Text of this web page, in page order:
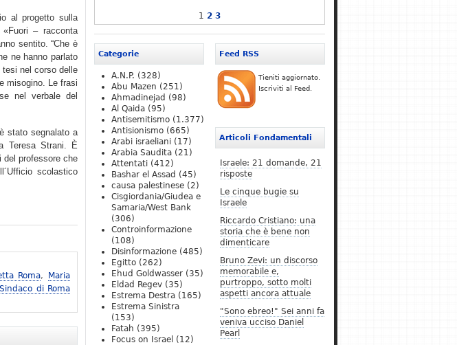
al progetto sulla
– racconta
sentito. “Che è
ne hanno parlato
nel corso delle
misogino. Le frasi
nel verbale del
stato segnalato a
Teresa Strani. È
del professore che
scolastico
Roma,
Maria
Sindaco di Roma
1 2 3
Feed RSS
Tieniti aggiornato.
Iscriviti al Feed.
Articoli Fondamentali
Israele: 21 domande, 21
risposte
Le cinque bugie su
Israele
Riccardo Cristiano: una
storia che è bene non
dimenticare
Bruno Zevi: un discorso
memorabile e,
purtroppo, sotto molti
aspetti ancora attuale
"Sono ebreo!" Sei anni fa
veniva ucciso Daniel
Pearl
Categorie
A.N.P. (328)
Abu Mazen (251)
Ahmadinejad (98)
Al Qaida (95)
Antisemitismo (1.377)
Antisionismo (665)
Arabi israeliani (17)
Arabia Saudita (21)
Attentati (412)
Bashar el Assad (45)
causa palestinese (2)
Cisgiordania/Giudea e
Samaria/West Bank
(306)
Controinformazione
(108)
Disinformazione (485)
Egitto (262)
Ehud Goldwasser (35)
Eldad Regev (35)
Estrema Destra (165)
Estrema Sinistra
(153)
Fatah (395)
Focus on Israel (12)